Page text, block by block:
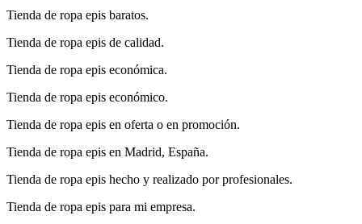
Tienda de ropa epis baratos.
Tienda de ropa epis de calidad.
Tienda de ropa epis económica.
Tienda de ropa epis económico.
Tienda de ropa epis en oferta o en promoción.
Tienda de ropa epis en Madrid, España.
Tienda de ropa epis hecho y realizado por profesionales.
Tienda de ropa epis para mi empresa.